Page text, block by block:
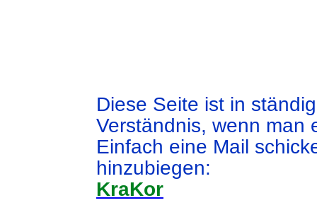
Diese Seite ist in
Verständnis, wenn man
Einfach eine Mail
hinzubiegen:
KraKor